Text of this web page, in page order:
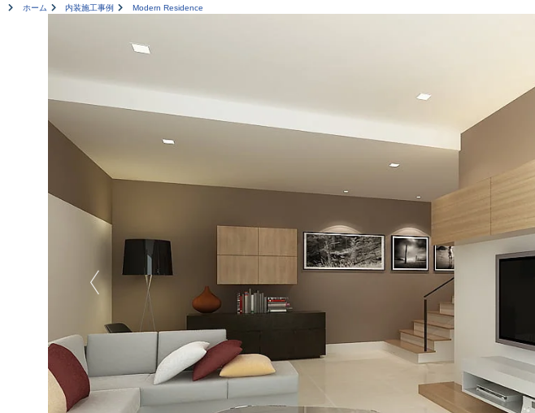
ホーム 内装施工事例 Modern Residence